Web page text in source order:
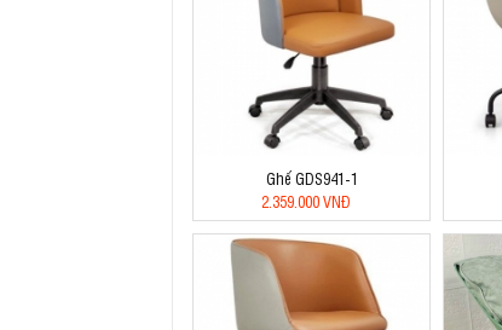
Ghế GDS941-1
2.359.000 VNĐ